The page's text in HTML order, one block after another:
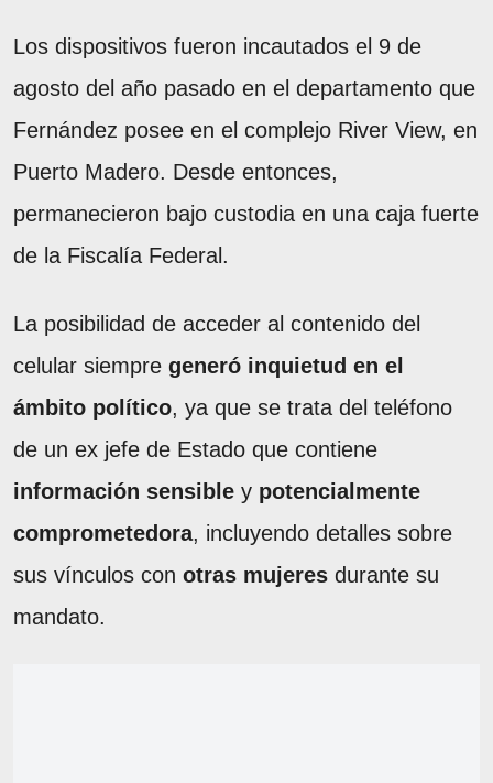
Los dispositivos fueron incautados el 9 de
agosto del año pasado en el departamento que
Fernández posee en el complejo River View, en
Puerto Madero. Desde entonces,
permanecieron bajo custodia en una caja fuerte
de la Fiscalía Federal.
La posibilidad de acceder al contenido del
celular siempre generó inquietud en el
ámbito político, ya que se trata del teléfono
de un ex jefe de Estado que contiene
información sensible y potencialmente
comprometedora, incluyendo detalles sobre
sus vínculos con otras mujeres durante su
mandato.